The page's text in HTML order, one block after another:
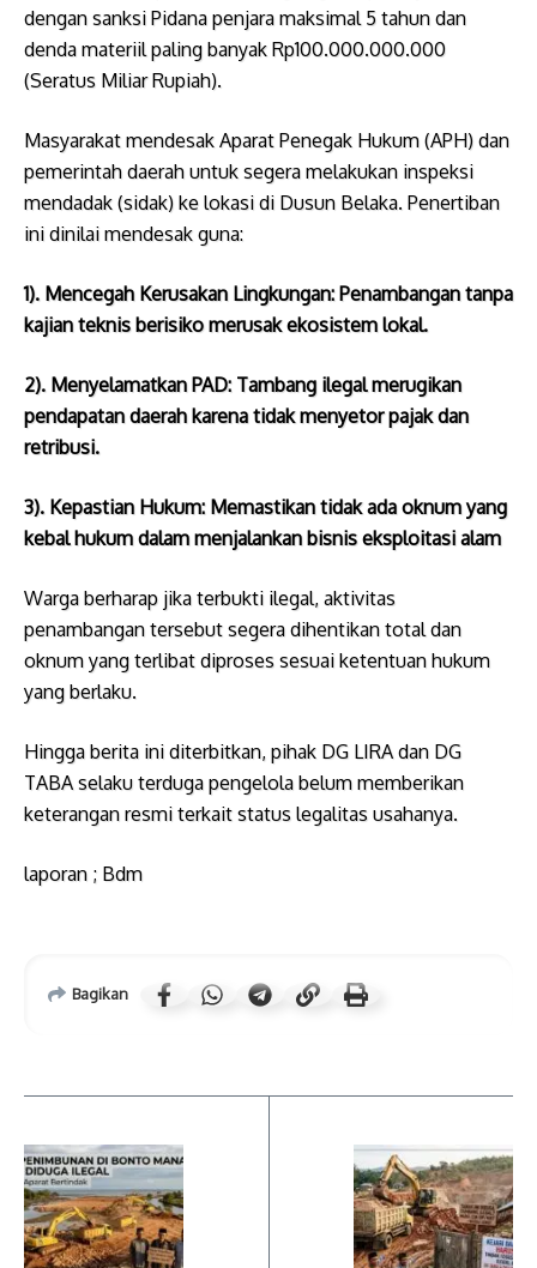
dengan ​sanksi Pidana penjara maksimal 5 tahun dan
denda materiil paling banyak Rp100.000.000.000
(Seratus Miliar Rupiah).
Masyarakat mendesak Aparat Penegak Hukum (APH) dan
pemerintah daerah untuk segera melakukan inspeksi
mendadak (sidak) ke lokasi di Dusun Belaka. Penertiban
ini dinilai mendesak guna:
1). ​Mencegah Kerusakan Lingkungan: Penambangan tanpa
kajian teknis berisiko merusak ekosistem lokal.
2). ​Menyelamatkan PAD: Tambang ilegal merugikan
pendapatan daerah karena tidak menyetor pajak dan
retribusi.
3). ​Kepastian Hukum: Memastikan tidak ada oknum yang
kebal hukum dalam menjalankan bisnis eksploitasi alam
Warga berharap jika terbukti ilegal, aktivitas
penambangan tersebut segera dihentikan total dan
oknum yang terlibat diproses sesuai ketentuan hukum
yang berlaku.
Hingga berita ini diterbitkan, pihak DG LIRA dan DG
TABA selaku terduga pengelola belum memberikan
keterangan resmi terkait status legalitas usahanya.
laporan ; Bdm
Bagikan